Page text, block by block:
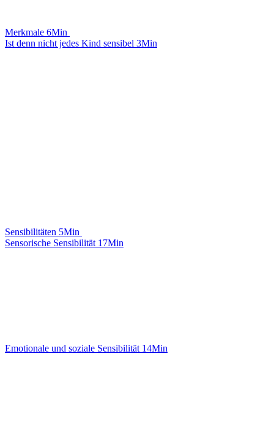
Merkmale 6Min
Ist denn nicht jedes Kind sensibel 3Min
Sensibilitäten 5Min
Sensorische Sensibilität 17Min
Emotionale und soziale Sensibilität 14Min